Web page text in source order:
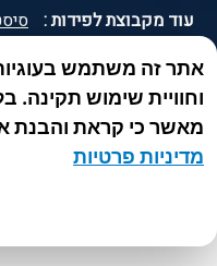
אתר זה משתמש
וחוויית שימוש תקינה.
מאשר כי קראת והבנת
מדיניות פרטיות
עוד מקבוצת לפידות :
| ספאטון | ספיד גרון
®